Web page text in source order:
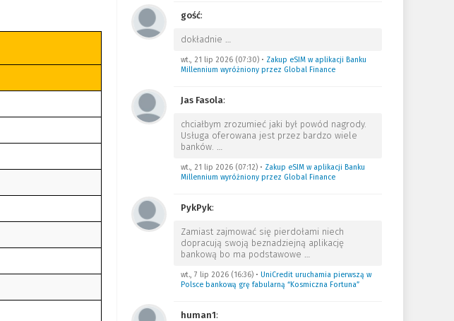
gość:
dokładnie …
wt., 21 lip 2026 (07:30)• Zakup eSIM w aplikacji Banku
Millennium wyróżniony przez Global Finance
Jas Fasola:
chciałbym zrozumieć jaki był powód nagrody.
Usługa oferowana jest przez bardzo wiele
banków. …
wt., 21 lip 2026 (07:12)• Zakup eSIM w aplikacji Banku
Millennium wyróżniony przez Global Finance
PykPyk:
Zamiast zajmować się pierdołami niech
dopracują swoją beznadziejną aplikację
bankową bo ma podstawowe …
wt., 7 lip 2026 (16:36)• UniCredit uruchamia pierwszą w
Polsce bankową grę fabularną “Kosmiczna Fortuna”
human1: